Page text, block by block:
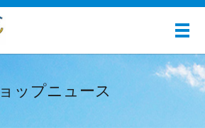
メ
ップニュース